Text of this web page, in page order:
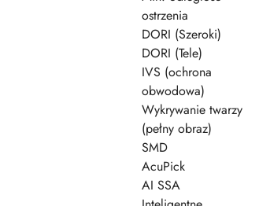
ostrzenia
DORI (Szeroki)
DORI (Tele)
IVS (ochrona
obwodowa)
Wykrywanie twarzy
(pełny obraz)
SMD
AcuPick
AI SSA